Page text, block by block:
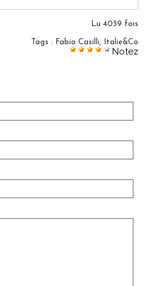
Lu 4039 fois
Tags : Fabio Casilli, Italie&Co
Notez